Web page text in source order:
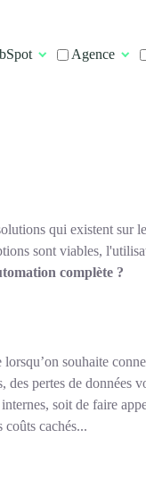
Agence
qui existent sur
sont viables,
complète ?
souhaite
des pertes de données
soit de faire
cachés...